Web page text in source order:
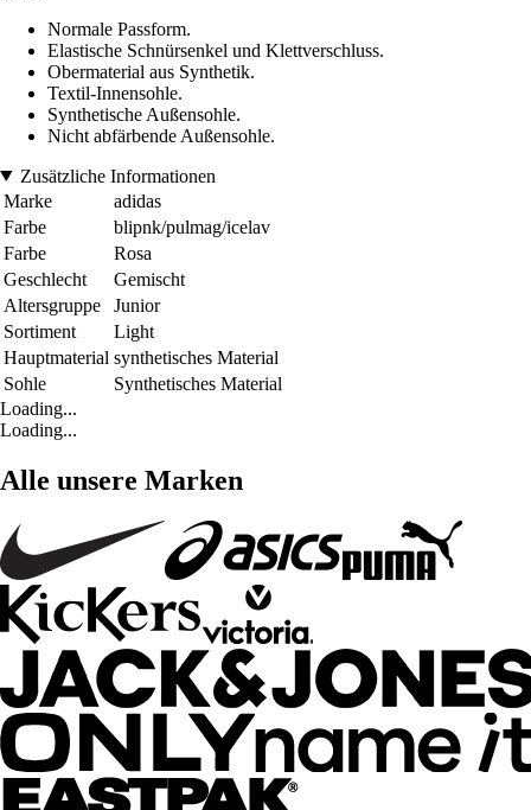
Normale Passform.
Elastische Schnürsenkel und Klettverschluss.
Obermaterial aus Synthetik.
Textil-Innensohle.
Synthetische Außensohle.
Nicht abfärbende Außensohle.
Zusätzliche Informationen
Marke
adidas
Farbe
blipnk/pulmag/icelav
Farbe
Rosa
Geschlecht
Gemischt
Altersgruppe
Junior
Sortiment
Light
Hauptmaterial synthetisches Material
Sohle
Synthetisches Material
Loading...
Loading...
Alle unsere Marken